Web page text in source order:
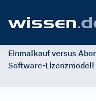
Einmalkauf versus
Software-